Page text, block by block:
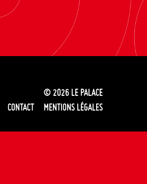
© 2026 LE PALACE
CONTACT
MENTIONS LÉGALES